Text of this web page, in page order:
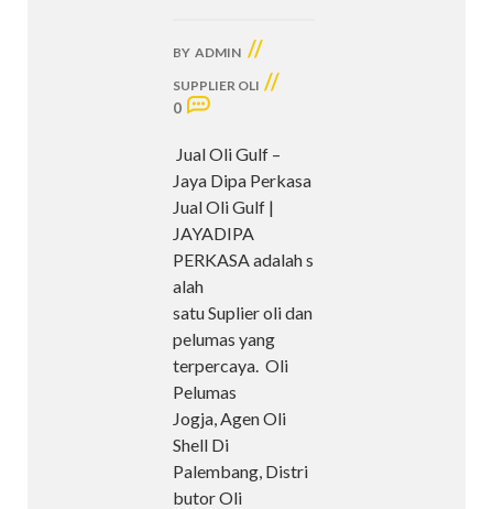
BY ADMIN //
SUPPLIER OLI //
0
Jual Oli Gulf –
Jaya Dipa Perkasa
Jual Oli Gulf |
JAYADIPA
PERKASA adalah s
alah
satu Suplier oli dan
pelumas yang
terpercaya. Oli
Pelumas
Jogja, Agen Oli
Shell Di
Palembang, Distri
butor Oli